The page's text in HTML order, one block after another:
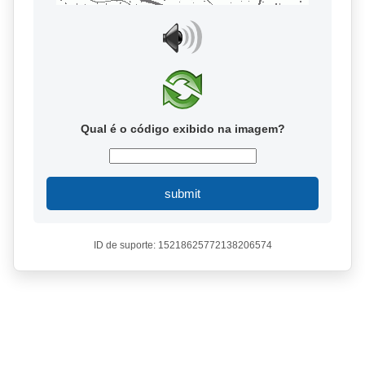
Qual é o código exibido na imagem?
submit
ID de suporte: 15218625772138206574